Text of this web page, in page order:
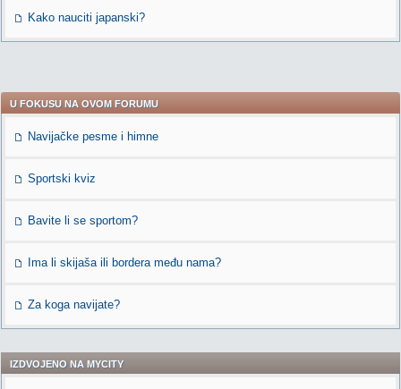
Kako nauciti japanski?
U FOKUSU NA OVOM FORUMU
Navijačke pesme i himne
Sportski kviz
Bavite li se sportom?
Ima li skijaša ili bordera među nama?
Za koga navijate?
IZDVOJENO NA MYCITY